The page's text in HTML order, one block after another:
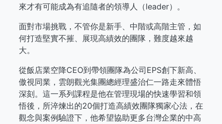
來才有可能成為有追隨者的領導人（leader）。
面對市場挑戰，不管你是新手、中階或高階主管，如
何打造堅實不摧、展現高績效的團隊，難度越來越
大。
從飯店業空降CEO到帶領團隊為公司EPS創下新高、
傲視同業，雲朗觀光集團總經理盛治仁一路走來體悟
深刻。這一系列課程是他在管理現場的快速學習和領
悟後，所淬煉出的20個打造高績效團隊獨家心法，在
觀念與案例驗證下，他希望協助更多台灣企業的中高